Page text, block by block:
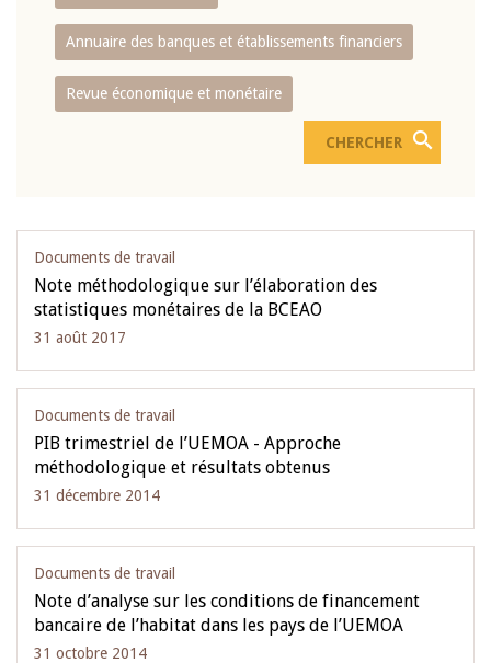
Annuaire des banques et établissements financiers
Revue économique et monétaire
Documents de travail
Note méthodologique sur l’élaboration des
statistiques monétaires de la BCEAO
31 août 2017
Documents de travail
PIB trimestriel de l’UEMOA - Approche
méthodologique et résultats obtenus
31 décembre 2014
Documents de travail
Note d’analyse sur les conditions de financement
bancaire de l’habitat dans les pays de l’UEMOA
31 octobre 2014